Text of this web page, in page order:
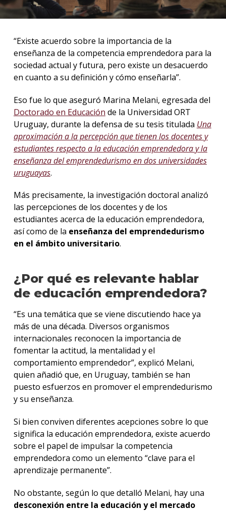
“Existe acuerdo sobre la importancia de la
enseñanza de la competencia emprendedora para la
sociedad actual y futura, pero existe un desacuerdo
en cuanto a su definición y cómo enseñarla”.
Eso fue lo que aseguró Marina Melani, egresada del
Doctorado en Educación de la Universidad ORT
Uruguay, durante la defensa de su tesis titulada Una
aproximación a la percepción que tienen los docentes y
estudiantes respecto a la educación emprendedora y la
enseñanza del emprendedurismo en dos universidades
uruguayas.
Más precisamente, la investigación doctoral analizó
las percepciones de los docentes y de los
estudiantes acerca de la educación emprendedora,
así como de la enseñanza del emprendedurismo
en el ámbito universitario.
¿Por qué es relevante hablar
de educación emprendedora?
“Es una temática que se viene discutiendo hace ya
más de una década. Diversos organismos
internacionales reconocen la importancia de
fomentar la actitud, la mentalidad y el
comportamiento emprendedor”, explicó Melani,
quien añadió que, en Uruguay, también se han
puesto esfuerzos en promover el emprendedurismo
y su enseñanza.
Si bien conviven diferentes acepciones sobre lo que
significa la educación emprendedora, existe acuerdo
sobre el papel de impulsar la competencia
emprendedora como un elemento “clave para el
aprendizaje permanente”.
No obstante, según lo que detalló Melani, hay una
desconexión entre la educación y el mercado